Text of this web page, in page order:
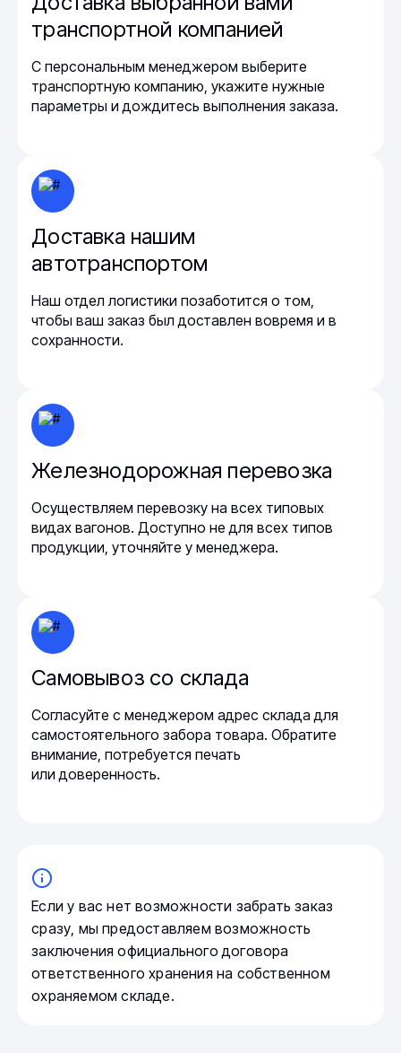
транспортной компанией
С персональным менеджером выберите
транспортную компанию, укажите нужные
параметры и дождитесь выполнения заказа.
Доставка нашим
автотранспортом
Наш отдел логистики позаботится о том,
чтобы ваш заказ был доставлен вовремя и в
сохранности.
Железнодорожная перевозка
Осуществляем перевозку на всех типовых
видах вагонов. Доступно не для всех типов
продукции, уточняйте у менеджера.
Самовывоз со склада
Согласуйте с менеджером адрес склада для
самостоятельного забора товара. Обратите
внимание, потребуется печать
или доверенность.
Если у вас нет возможности забрать заказ
сразу, мы предоставляем возможность
заключения официального договора
ответственного хранения на собственном
охраняемом складе.